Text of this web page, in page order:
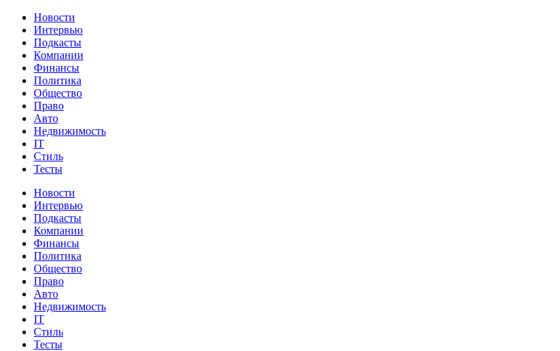
Новости
Интервью
Подкасты
Компании
Финансы
Политика
Общество
Право
Авто
Недвижимость
IT
Стиль
Тесты
Новости
Интервью
Подкасты
Компании
Финансы
Политика
Общество
Право
Авто
Недвижимость
IT
Стиль
Тесты